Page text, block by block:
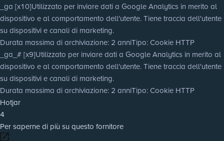
_ga [x10]Utilizzato per inviare dati a Google Analytics in merito al
dispositivo e al comportamento dell'utente. Tiene traccia dell'utente
su dispositivi e canali di marketing.
Durata massima di archiviazione: 2 anniTipo: Cookie HTTP
_ga_# [x9]Utilizzato per inviare dati a Google Analytics in merito al
dispositivo e al comportamento dell'utente. Tiene traccia dell'utente
su dispositivi e canali di marketing.
Durata massima di archiviazione: 2 anniTipo: Cookie HTTP
Hotjar
4
Per saperne di più su questo fornitore